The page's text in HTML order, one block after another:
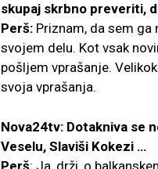
skupaj skrbno preveriti,
Perš: Priznam, da sem
svojem delu. Kot vsak
pošljem vprašanje.
svoja vprašanja.
Nova24tv: Dotakniva se
Veselu, Slaviši Kokezi …